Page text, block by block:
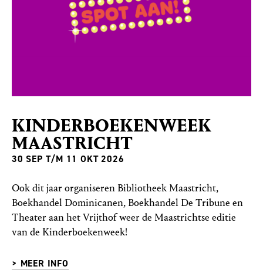
KINDERBOEKENWEEK
MAAS­TRICHT
30 SEP T/M 11 OKT 2026
Ook dit jaar organiseren Bibliotheek Maastricht,
Boekhandel Dominicanen, Boekhandel De Tribune en
Theater aan het Vrijthof weer de Maastrichtse editie
van de Kinderboekenweek!
> MEER INFO